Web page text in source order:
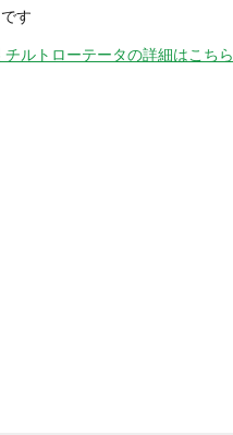
す
ルトローテータの詳細はこちら